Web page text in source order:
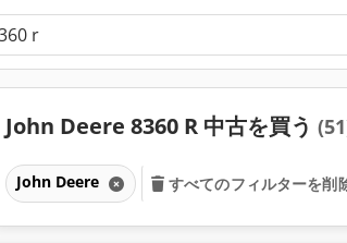
John Deere 8360 R 中古を買う
John Deere すべてのフィルターを削